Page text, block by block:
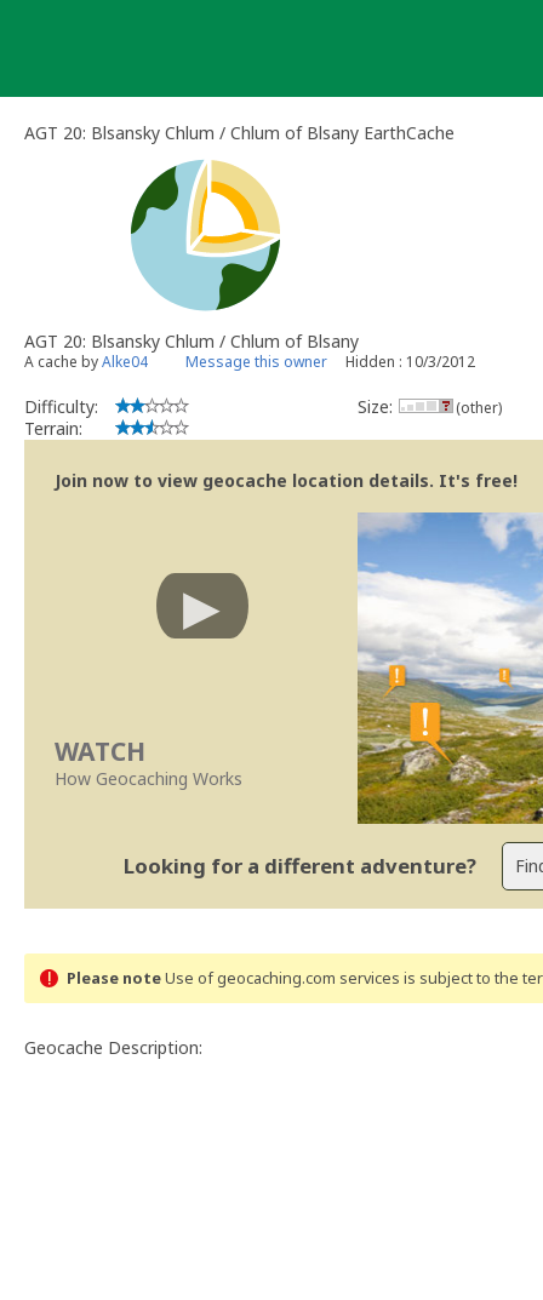
AGT 20: Blsansky Chlum / Chlum of Blsany EarthCache
AGT 20: Blsansky Chlum / Chlum of Blsany
A cache byAlke04 Message this owner Hidden : 10/3/2012
Difficulty:
Terrain:
Size: (other)
Join now to view geocache location details. It's free!
WATCH
How Geocaching Works
Looking for a different adventure?
Please noteUse of geocaching.com services is subject to the
Geocache Description: